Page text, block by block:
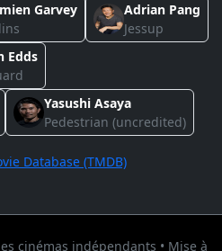
Garvey
Adrian Pang
Jessup
Edds
Yasushi Asaya
Pedestrian (uncredited)
cinémas indépendants • Mise à